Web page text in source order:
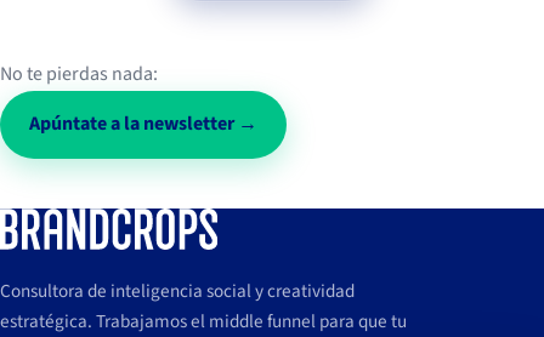
No te pierdas nada:
Apúntate a la newsletter →
Consultora de inteligencia social y creatividad
estratégica. Trabajamos el middle funnel para que tu